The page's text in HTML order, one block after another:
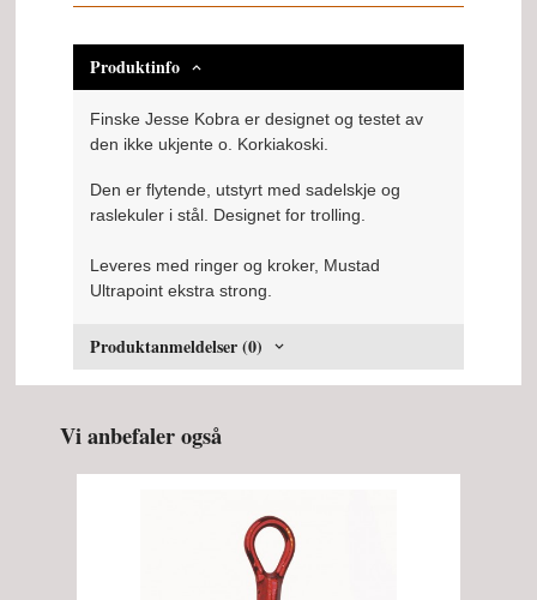
Produktinfo
Finske Jesse Kobra er designet og testet av
den ikke ukjente o. Korkiakoski.
Den er flytende, utstyrt med sadelskje og
raslekuler i stål. Designet for trolling.
Leveres med ringer og kroker, Mustad
Ultrapoint ekstra strong.
Produktanmeldelser (0)
Vi anbefaler også